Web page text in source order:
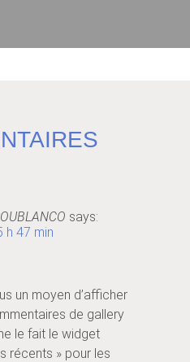
says:
h 47 min
un moyen d’afficher
de gallery
le fait le widget
récents » pour les